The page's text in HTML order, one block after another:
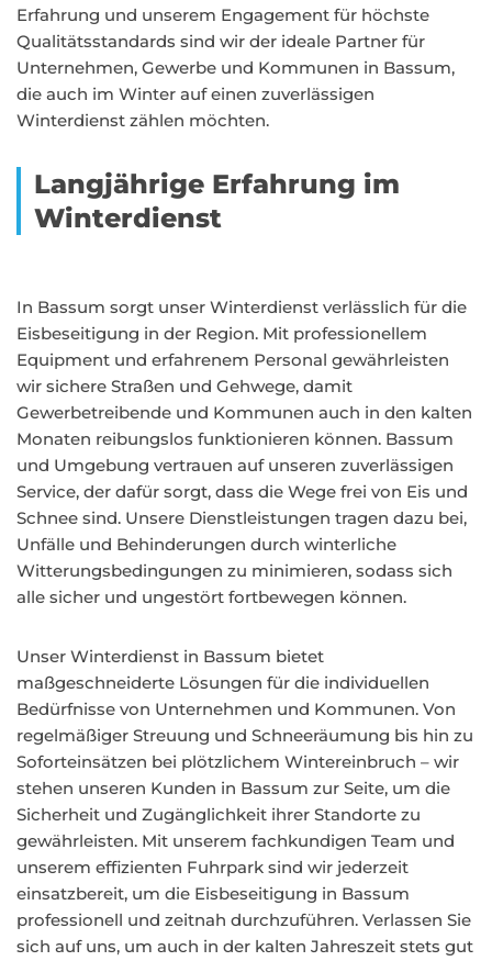
Erfahrung und unserem Engagement für höchste
Qualitätsstandards sind wir der ideale Partner für
Unternehmen, Gewerbe und Kommunen in Bassum,
die auch im Winter auf einen zuverlässigen
Winterdienst zählen möchten.
Langjährige Erfahrung im
Winterdienst
In Bassum sorgt unser Winterdienst verlässlich für die
Eisbeseitigung in der Region. Mit professionellem
Equipment und erfahrenem Personal gewährleisten
wir sichere Straßen und Gehwege, damit
Gewerbetreibende und Kommunen auch in den kalten
Monaten reibungslos funktionieren können. Bassum
und Umgebung vertrauen auf unseren zuverlässigen
Service, der dafür sorgt, dass die Wege frei von Eis und
Schnee sind. Unsere Dienstleistungen tragen dazu bei,
Unfälle und Behinderungen durch winterliche
Witterungsbedingungen zu minimieren, sodass sich
alle sicher und ungestört fortbewegen können.
Unser Winterdienst in Bassum bietet
maßgeschneiderte Lösungen für die individuellen
Bedürfnisse von Unternehmen und Kommunen. Von
regelmäßiger Streuung und Schneeräumung bis hin zu
Soforteinsätzen bei plötzlichem Wintereinbruch – wir
stehen unseren Kunden in Bassum zur Seite, um die
Sicherheit und Zugänglichkeit ihrer Standorte zu
gewährleisten. Mit unserem fachkundigen Team und
unserem effizienten Fuhrpark sind wir jederzeit
einsatzbereit, um die Eisbeseitigung in Bassum
professionell und zeitnah durchzuführen. Verlassen Sie
sich auf uns, um auch in der kalten Jahreszeit stets gut